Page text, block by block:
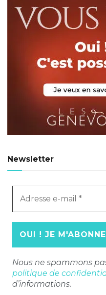
Newsletter
Adresse
Nous ne spammons
politique de
d’informations.